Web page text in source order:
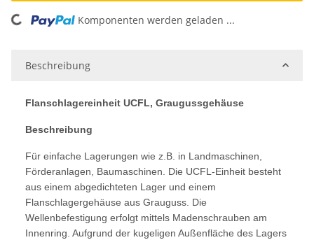
Loading... Komponenten werden geladen ...
Beschreibung
Flanschlagereinheit UCFL, Graugussgehäuse
Beschreibung
Für einfache Lagerungen wie z.B. in Landmaschinen,
Förderanlagen, Baumaschinen. Die UCFL-Einheit besteht
aus einem abgedichteten Lager und einem
Flanschlagergehäuse aus Grauguss. Die
Wellenbefestigung erfolgt mittels Madenschrauben am
Innenring. Aufgrund der kugeligen Außenfläche des Lagers